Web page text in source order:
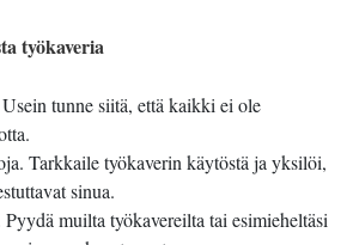
työkaveria
tunne siitä, että kaikki ei ole
Tarkkaile työkaverin käytöstä ja yksilöi,
sinua.
muilta työkavereilta tai esimieheltäsi